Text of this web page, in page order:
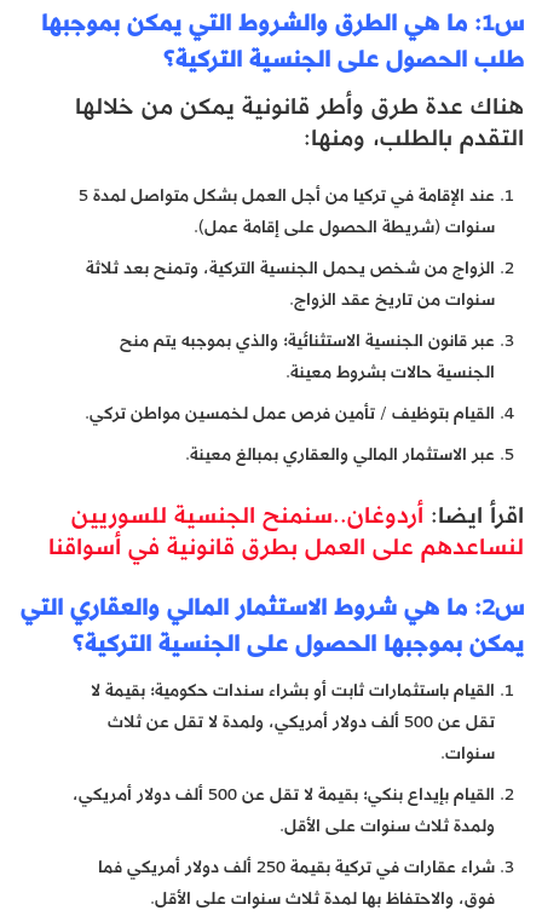
س1: ما هي الطرق والشروط التي يمكن بموجبها
طلب الحصول على الجنسية التركية؟
هناك عدة طرق وأطر قانونية يمكن من خلالها
التقدم بالطلب، ومنها:
عند الإقامة في تركيا من أجل العمل بشكل متواصل لمدة 5
سنوات (شريطة الحصول على إقامة عمل).
الزواج من شخص يحمل الجنسية التركية، وتمنح بعد ثلاثة
سنوات من تاريخ عقد الزواج.
عبر قانون الجنسية الاستثنائية؛ والذي بموجبه يتم منح
الجنسية حالات بشروط معينة.
القيام بتوظيف / تأمين فرص عمل لخمسين مواطن تركي.
عبر الاستثمار المالي والعقاري بمبالغ معينة.
اقرأ ايضا:أردوغان..سنمنح الجنسية للسوريين
لنساعدهم على العمل بطرق قانونية في أسواقنا
س2: ما هي شروط الاستثمار المالي والعقاري التي
يمكن بموجبها الحصول على الجنسية التركية؟
القيام باستثمارات ثابت أو بشراء سندات حكومية؛ بقيمة لا
تقل عن 500 ألف دولار أمريكي، ولمدة لا تقل عن ثلاث
سنوات.
القيام بإيداع بنكي؛ بقيمة لا تقل عن 500 ألف دولار أمريكي،
ولمدة ثلاث سنوات على الأقل.
شراء عقارات في تركية بقيمة 250 ألف دولار أمريكي فما
فوق، والاحتفاظ بها لمدة ثلاث سنوات على الأقل.